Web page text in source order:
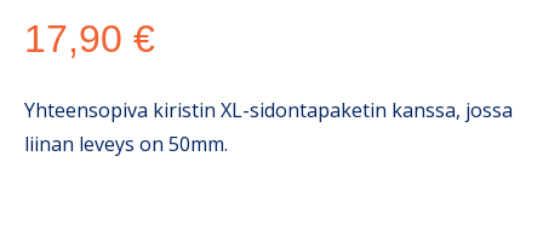
17,90 €
Yhteensopiva kiristin XL-sidontapaketin kanssa, jossa
liinan leveys on 50mm.